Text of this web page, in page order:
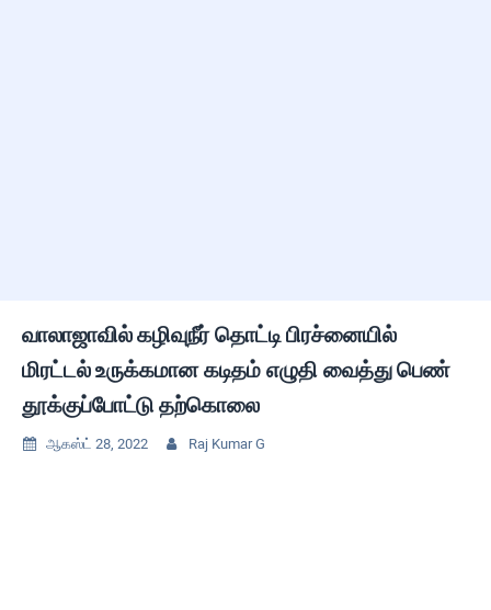
வாலாஜாவில் கழிவுநீர் தொட்டி பிரச்னையில்
மிரட்டல் உருக்கமான கடிதம் எழுதி வைத்து பெண்
தூக்குப்போட்டு தற்கொலை
 ஆகஸ்ட் 28, 2022  Raj Kumar G